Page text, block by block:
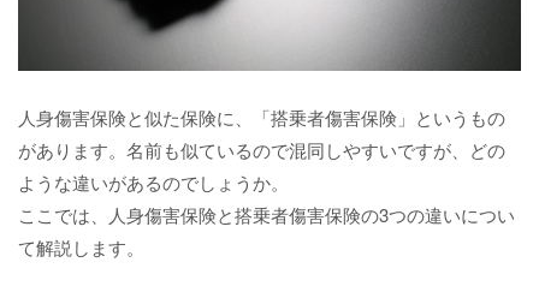
人身傷害保険と似た保険に、「搭乗者傷害保険」というもの
があります。名前も似ているので混同しやすいですが、どの
ような違いがあるのでしょうか。
ここでは、人身傷害保険と搭乗者傷害保険の3つの違いについ
て解説します。